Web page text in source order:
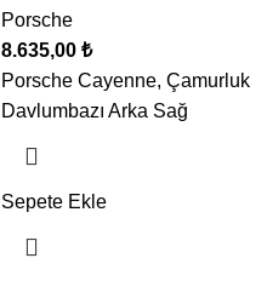
Porsche
8.635,00 ₺
Porsche Cayenne, Çamurluk
Davlumbazı Arka Sağ
Sepete Ekle